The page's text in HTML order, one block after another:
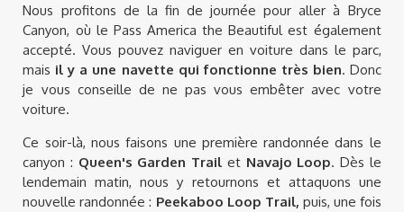
Nous profitons de la fin de journée pour aller à Bryce
Canyon, où le Pass America the Beautiful est également
accepté. Vous pouvez naviguer en voiture dans le parc,
mais il y a une navette qui fonctionne très bien. Donc
je vous conseille de ne pas vous embêter avec votre
voiture.
Ce soir-là, nous faisons une première randonnée dans le
canyon : Queen's Garden Trail et Navajo Loop. Dès le
lendemain matin, nous y retournons et attaquons une
nouvelle randonnée : Peekaboo Loop Trail, puis, une fois